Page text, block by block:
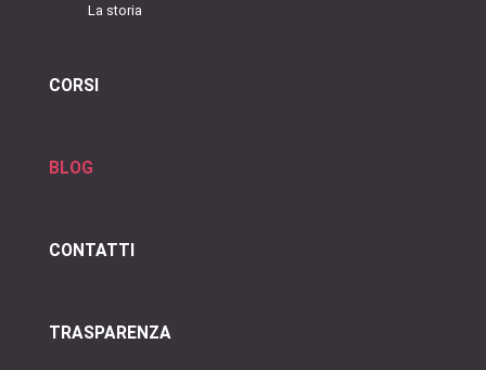
La storia
CORSI
BLOG
CONTATTI
TRASPARENZA